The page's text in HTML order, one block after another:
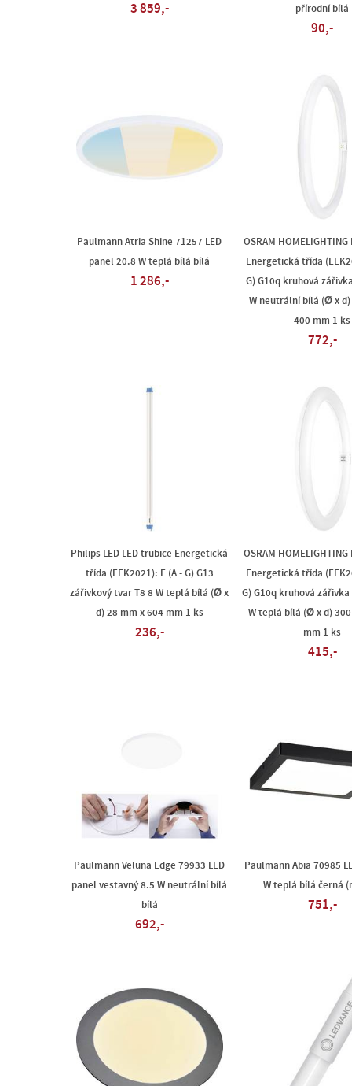
3 859,-
přírodní bílá
90,-
Paulmann Atria Shine 71257 LED
panel 20.8 W teplá bílá bílá
1 286,-
OSRAM
Energetická třída
G) G10q kruhová
W neutrální bílá (Ø x d)
400 mm 1 ks
772,-
Philips LED LED trubice Energetická
třída (EEK2021): F (A - G) G13
zářivkový tvar T8 8 W teplá bílá (Ø x
d) 28 mm x 604 mm 1 ks
236,-
OSRAM
Energetická třída
G) G10q kruhová zářivka
W teplá bílá (Ø x d)
mm 1 ks
415,-
Paulmann Veluna Edge 79933 LED
panel vestavný 8.5 W neutrální bílá
bílá
692,-
Paulmann Abia 70985
W teplá bílá černá
751,-